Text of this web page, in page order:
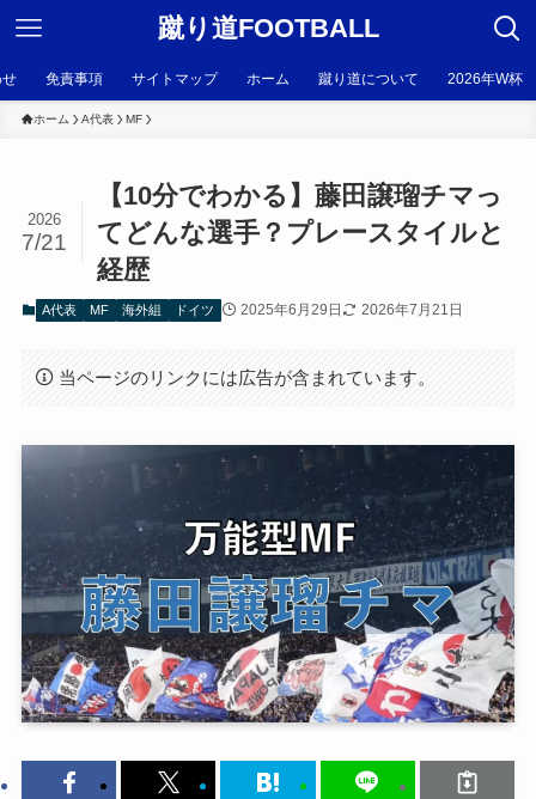
蹴り道FOOTBALL
免責事項 サイトマップ ホーム 蹴り道について 2026年W杯
ホーム A代表 MF
【10分でわかる】藤田譲瑠チマっ
てどんな選手？プレースタイルと
経歴
2026
7/21
A代表 MF 海外組 ドイツ 2025年6月29日 2026年7月21日
当ページのリンクには広告が含まれています。